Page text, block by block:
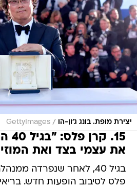
יצירת מופת. בונג ג'ון-הו /
GettyImages
את עצמי בצד ואת
בגיל 40, לאחר שנפרדה
פלס לסיבוב הופעות חדש.